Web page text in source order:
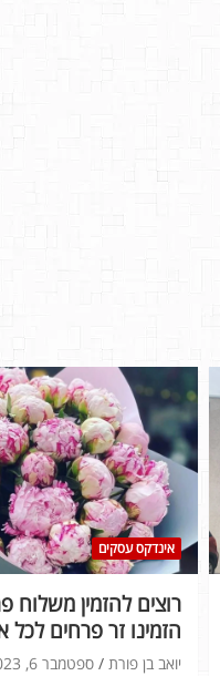
אינדקס עסקים
רוצים להזמין משלוח
הזמינו זר פרחים לכל
ספטמבר 6, 2023 יואב בן פורת